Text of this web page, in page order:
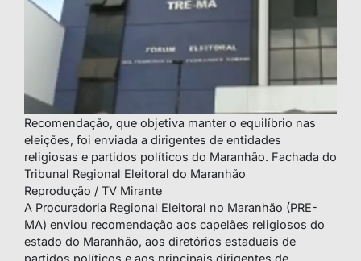
Recomendação, que objetiva manter o equilíbrio nas
eleições, foi enviada a dirigentes de entidades
religiosas e partidos políticos do Maranhão. Fachada do
Tribunal Regional Eleitoral do Maranhão
Reprodução / TV Mirante
A Procuradoria Regional Eleitoral no Maranhão (PRE-
MA) enviou recomendação aos capelães religiosos do
estado do Maranhão, aos diretórios estaduais de
partidos políticos e aos principais dirigentes de